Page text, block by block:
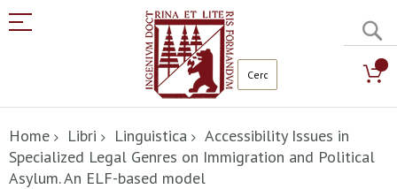
al
contenuto
Home Libri Linguistica
Accessibility Issues in
Specialized Legal Genres on Immigration and Political
Asylum. An ELF-based model